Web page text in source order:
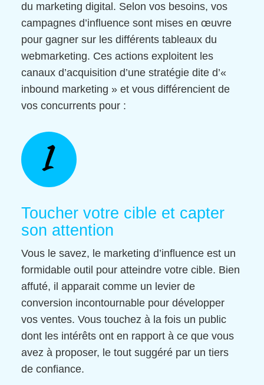
du marketing digital. Selon vos besoins, vos
campagnes d’influence sont mises en œuvre
pour gagner sur les différents tableaux du
webmarketing. Ces actions exploitent les
canaux d’acquisition d’une stratégie dite d’«
inbound marketing » et vous différencient de
vos concurrents pour :
1
Toucher votre cible et capter
son attention
Vous le savez, le marketing d’influence est un
formidable outil pour atteindre votre cible. Bien
affuté, il apparait comme un levier de
conversion incontournable pour développer
vos ventes. Vous touchez à la fois un public
dont les intérêts ont en rapport à ce que vous
avez à proposer, le tout suggéré par un tiers
de confiance.